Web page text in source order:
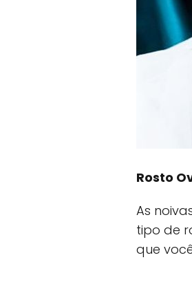
Rosto
As
tipo de
que